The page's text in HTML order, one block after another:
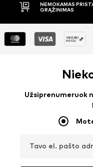
NEMOKAMAS
GRĄŽINIMAS
Užsiprenumeruok
Tavo el. pašto